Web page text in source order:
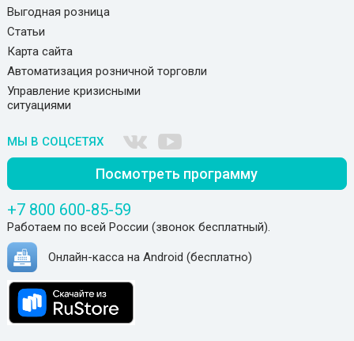
Выгодная розница
Статьи
Карта сайта
Автоматизация розничной торговли
Управление кризисными
ситуациями
МЫ В СОЦСЕТЯХ
Посмотреть программу
+7 800 600-85-59
Работаем по всей России (звонок бесплатный).
Онлайн-касса на Android (бесплатно)